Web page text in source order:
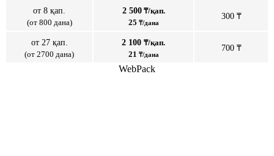
от 8 қап.
(от 800 дана)
2 500₸/қап.
25 ₸/дана
300 ₸
от 27 қап.
(от 2700 дана)
2 100 ₸/қап.
21 ₸/дана
700 ₸
WebPack